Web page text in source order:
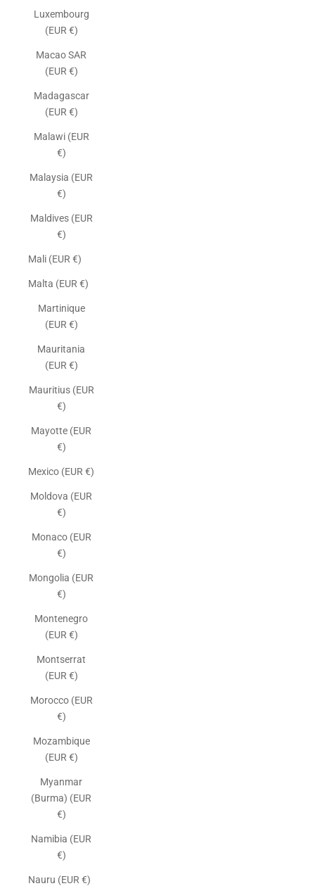
Luxembourg
(EUR €)
Macao SAR
(EUR €)
Madagascar
(EUR €)
Malawi (EUR
€)
Malaysia (EUR
€)
Maldives (EUR
€)
Mali (EUR €)
Malta (EUR €)
Martinique
(EUR €)
Mauritania
(EUR €)
Mauritius (EUR
€)
Mayotte (EUR
€)
Mexico (EUR €)
Moldova (EUR
€)
Monaco (EUR
€)
Mongolia (EUR
€)
Montenegro
(EUR €)
Montserrat
(EUR €)
Morocco (EUR
€)
Mozambique
(EUR €)
Myanmar
(Burma) (EUR
€)
Namibia (EUR
€)
Nauru (EUR €)